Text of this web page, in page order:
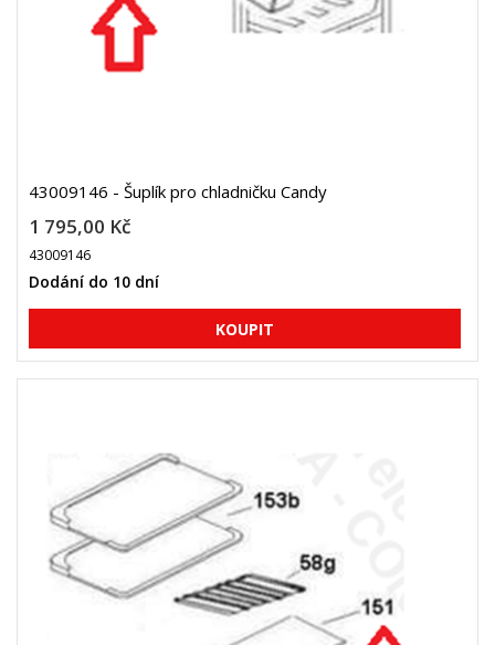
43009146 - Šuplík pro chladničku Candy
1 795,00 Kč
43009146
Dodání do 10 dní